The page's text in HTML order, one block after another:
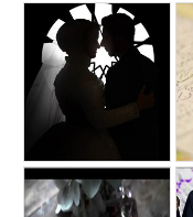
استودیو مذهبی آلاء
آتلیه رشت